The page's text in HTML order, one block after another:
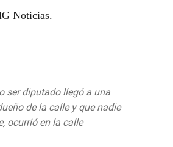
Noticias.
ser diputado llegó a una
de la calle y que nadie
ocurrió en la calle